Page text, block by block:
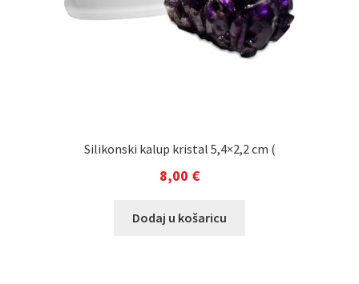
Silikonski kalup kristal 5,4×2,2 cm (
8,00 €
Dodaj u košaricu